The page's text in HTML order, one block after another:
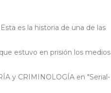
es la historia de una de las
estuvo en prisión los medios
y CRIMINOLOGÍA en "Serial-